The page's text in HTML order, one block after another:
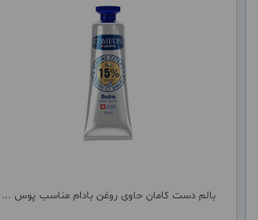
بالم دست کامان حاوی روغن بادام مناسب پوس ...